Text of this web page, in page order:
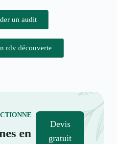
un audit
rdv découverte
en
Devis
gratuit